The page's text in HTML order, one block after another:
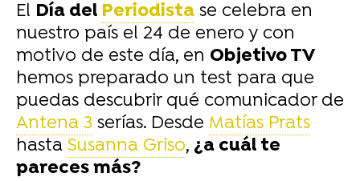
El Día del Periodista se celebra en
nuestro país el 24 de enero y con
motivo de este día, en Objetivo TV
hemos preparado un test para que
puedas descubrir qué comunicador de
Antena 3 serías. Desde Matías Prats
hasta Susanna Griso, ¿a cuál te
pareces más?